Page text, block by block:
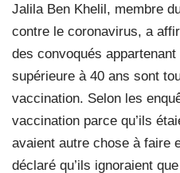
Jalila Ben Khelil, membre
contre le coronavirus, a
des convoqués appartenant
supérieure à 40 ans sont
vaccination. Selon les
vaccination parce qu’ils
avaient autre chose à faire
déclaré qu’ils ignoraient